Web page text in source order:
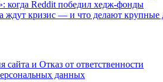
когда Reddit победил хедж-фонды
ждут кризис — и что делают крупные
сайта и Отказ от ответственности
данных